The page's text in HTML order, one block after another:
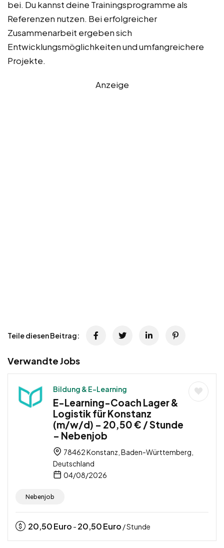
bei. Du kannst deine Trainingsprogramme als
Referenzen nutzen. Bei erfolgreicher
Zusammenarbeit ergeben sich
Entwicklungsmöglichkeiten und umfangreichere
Projekte.
Anzeige
Teile diesen Beitrag:
Verwandte Jobs
Bildung & E-Learning
E-Learning-Coach Lager &
Logistik für Konstanz
(m/w/d) – 20,50 € / Stunde
– Nebenjob
78462 Konstanz, Baden-Württemberg,
Deutschland
04/08/2026
Nebenjob
20,50Euro - 20,50Euro / Stunde